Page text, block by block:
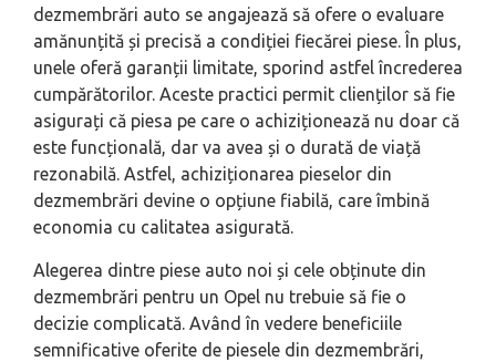
dezmembrări auto se angajează să ofere o evaluare
amănunțită și precisă a condiției fiecărei piese. În plus,
unele oferă garanții limitate, sporind astfel încrederea
cumpărătorilor. Aceste practici permit clienților să fie
asigurați că piesa pe care o achiziționează nu doar că
este funcțională, dar va avea și o durată de viață
rezonabilă. Astfel, achiziționarea pieselor din
dezmembrări devine o opțiune fiabilă, care îmbină
economia cu calitatea asigurată.
Alegerea dintre piese auto noi și cele obținute din
dezmembrări pentru un Opel nu trebuie să fie o
decizie complicată. Având în vedere beneficiile
semnificative oferite de piesele din dezmembrări,